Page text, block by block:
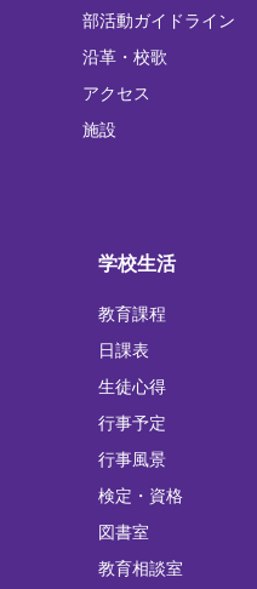
部活動ガイドライン
沿革・校歌
アクセス
施設
学校生活
教育課程
日課表
生徒心得
行事予定
行事風景
検定・資格
図書室
教育相談室